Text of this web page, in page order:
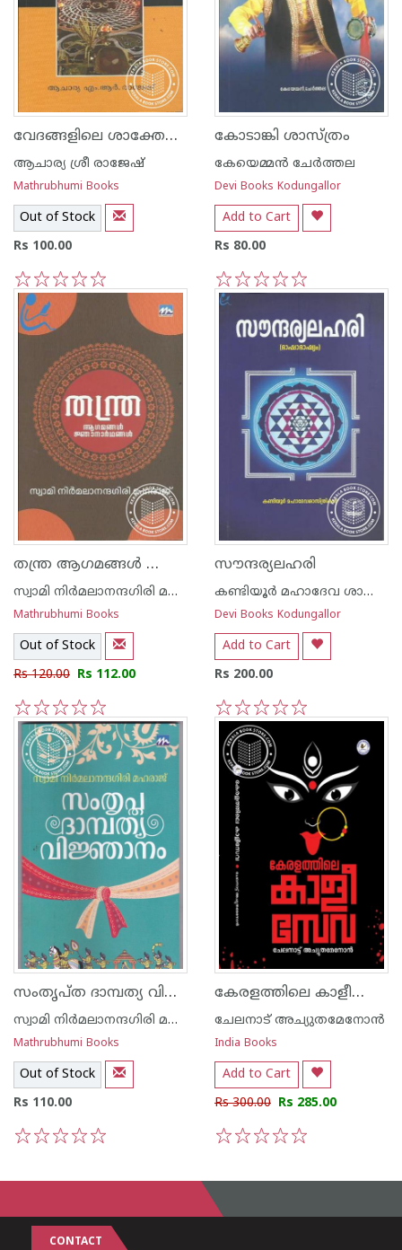
വേദങ്ങളിലെ ശാക്തേയരഹസ്യം
ആചാര്യ ശ്രീ രാജേഷ്‌
Mathrubhumi Books
Out of Stock
Rs 100.00
5
4
3
2
1
കോടാങ്കി ശാസ്ത്രം
കേയെമ്മന്‍ ചേര്‍ത്തല
Devi Books Kodungallor
Add to Cart
Rs 80.00
5
4
3
2
1
തന്ത്ര ആഗമങ്ങള്‍ ജ്ഞാനാര്‍ഥങ്ങള്‍
സ്വാമി നിര്‍മലാനന്ദഗിരി മഹരാജ്‌
Mathrubhumi Books
Out of Stock
Rs 120.00 Rs 112.00
5
4
3
2
1
സൗന്ദര്യലഹരി
കണ്ടിയൂർ മഹാദേവ ശാസ്ത്രികള്‍
Devi Books Kodungallor
Add to Cart
Rs 200.00
5
4
3
2
1
സംതൃപ്ത ദാമ്പത്യ വിജ്ഞാനം
സ്വാമി നിര്‍മലാനന്ദഗിരി മഹരാജ്‌
Mathrubhumi Books
Out of Stock
Rs 110.00
കേരളത്തിലെ കാളീസേവ
ചേലനാട് അച്യുതമേനോന്‍
India Books
Add to Cart
Rs 300.00 Rs 285.00
CONTACT